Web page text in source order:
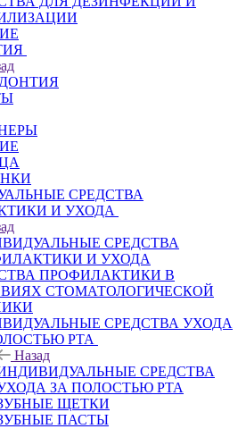
СРЕДСТВА
И УХОДА
СРЕДСТВА
И УХОДА
ПРОФИЛАКТИКИ В
СТОМАТОЛОГИЧЕСКОЙ
СРЕДСТВА УХОДА
РТА
Назад
СРЕДСТВА
ЗА ПОЛОСТЬЮ РТА
ЩЕТКИ
ПАСТЫ